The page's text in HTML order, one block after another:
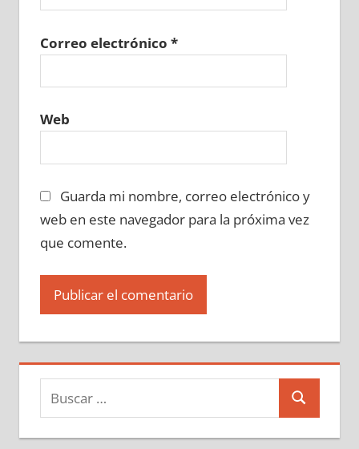
Correo electrónico *
Web
Guarda mi nombre, correo electrónico y
web en este navegador para la próxima vez
que comente.
Buscar